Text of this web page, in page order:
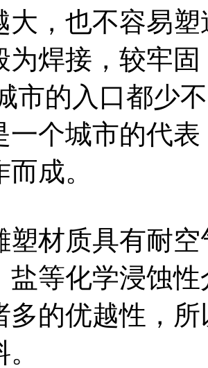
大，也不容易
为焊接，较牢固
市的入口都少
一个城市的代
成。
塑材质具有耐
盐等化学浸蚀
多的优越性，